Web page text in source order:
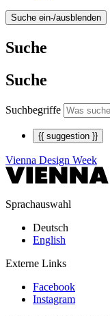
Suche ein-/ausblenden
Suche
Suche
Suchbegriffe
{{ suggestion }}
Vienna Design Week
Sprachauswahl
Deutsch
English
Externe Links
Facebook
Instagram